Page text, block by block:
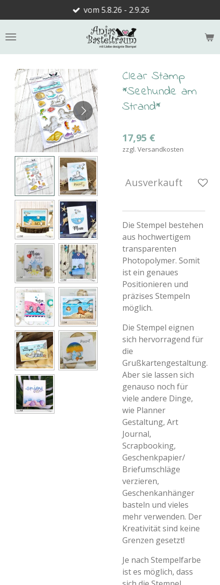
Hauptinhalt
springen
vom 5.8.26 - 2.9.26
Clear Stamp
*Seehunde am
Strand*
17,95 €
zzgl. Versandkosten
Ausverkauft
Die Stempel bestehen
aus hochwertigem
transparenten
Photopolymer. Somit
ist ein genaues
Positionieren und
präzises Stempeln
möglich.
Die Stempel eignen
sich hervorragend für
die
Grußkartengestaltung.
Aber sie lassen sich
genauso noch für
viele andere Dinge,
wie Planner
Gestaltung, Art
Journal,
Scrapbooking,
Geschenkpapier/
Briefumschläge
verzieren,
Geschenkanhänger
basteln und vieles
mehr verwenden. Der
Kreativität sind keine
Grenzen gesetzt!
Je nach Stempelfarbe
ist es möglich, dass